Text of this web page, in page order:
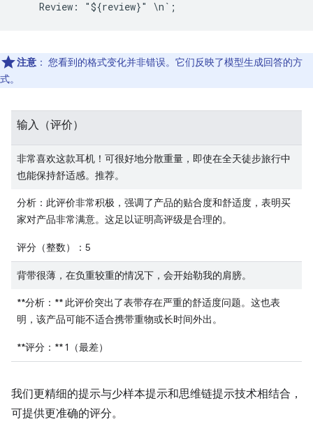
注意 ： 您看到的格式变化并非错误。它们反映了模型生成回答的方
式。
输入（评价）
非常喜欢这款耳机！可很好地分散重量，即使在全天徒步旅行中
也能保持舒适感。推荐。
分析：此评价非常积极，强调了产品的贴合度和舒适度，表明买
家对产品非常满意。这足以证明高评级是合理的。
评分（整数）：5
背带很薄，在负重较重的情况下，会开始勒我的肩膀。
**分析：** 此评价突出了表带存在严重的舒适度问题。这也表
明，该产品可能不适合携带重物或长时间外出。
**评分：** 1（最差）
我们更精细的提示与少样本提示和思维链提示技术相结合，
可提供更准确的评分。